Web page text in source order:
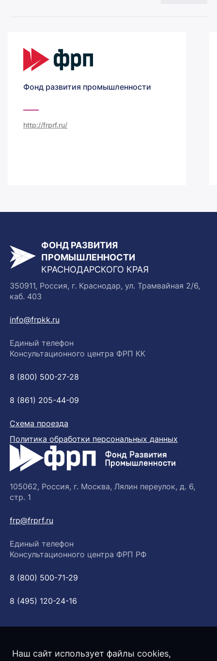
Фонд развития промышленности
http://frprf.ru/
ФОНД РАЗВИТИЯ
ПРОМЫШЛЕННОСТИ
КРАСНОДАРСКОГО КРАЯ
350911, Россия, г. Краснодар, ул. Трамвайная 2/6,
каб. 403
info@frpkk.ru
Единый телефон
Консультационного центра ФРП КК
8 (800) 500-27-28
8 (861) 205-44-09
Схема проезда
Политика обработки персональных данных
105062, Россия, г. Москва, Лялин переулок, д. 6,
стр. 1
frp@frprf.ru
Единый телефон
Консультационного центра ФРП РФ
8 (800) 500-71-29
8 (495) 120-24-16
Наш сайт использует файлы cookies,